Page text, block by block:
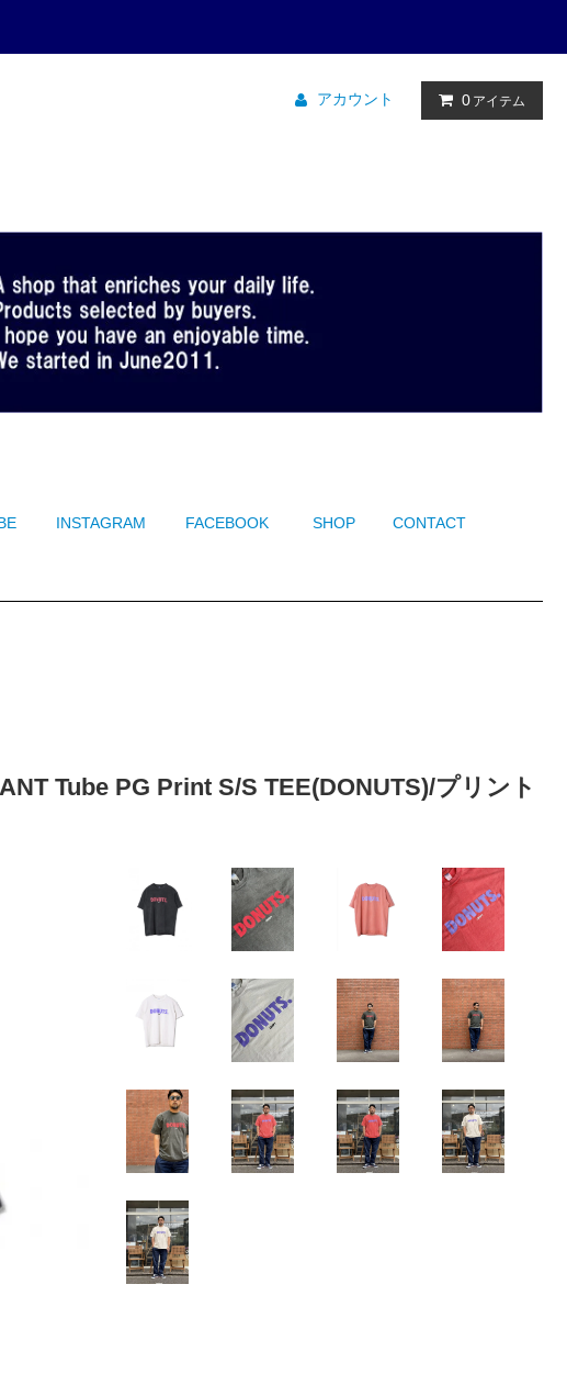
アカウント 0 アイテム
INSTAGRAM FACEBOOK SHOP CONTACT
Tube PG Print S/S TEE(DONUTS)/プリント